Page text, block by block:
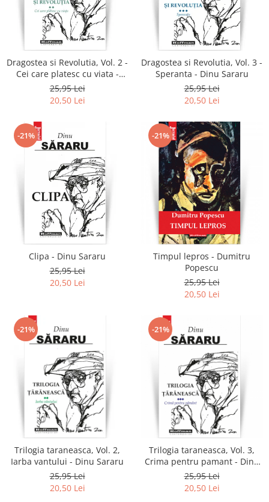
Dragostea si Revolutia, Vol. 2 -
Cei care platesc cu viata -
Dinu Sararu
25,95 Lei
20,50 Lei
Dragostea si Revolutia, Vol. 3 -
Speranta - Dinu Sararu
25,95 Lei
20,50 Lei
-21%
Clipa - Dinu Sararu
25,95 Lei
20,50 Lei
-21%
Timpul lepros - Dumitru
Popescu
25,95 Lei
20,50 Lei
-21%
Trilogia taraneasca, Vol. 2,
Iarba vantului - Dinu Sararu
25,95 Lei
20,50 Lei
-21%
Trilogia taraneasca, Vol. 3,
Crima pentru pamant - Dinu
Sararu
25,95 Lei
20,50 Lei